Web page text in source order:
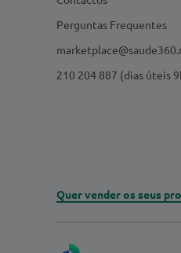
Perguntas Frequentes
210 204 887 (dias úteis
Quer vender os seus